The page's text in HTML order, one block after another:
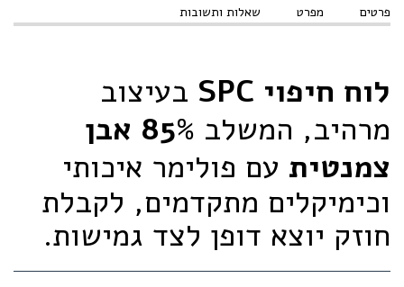
פרטים מפרט שאלות ותשובות
לוח חיפוי SPC
בעיצוב
מרהיב, המשלב
85% אבן
צמנטית עם פולימר איכותי
וכימיקלים מתקדמים, לקבלת
חוזק יוצא דופן לצד גמישות.